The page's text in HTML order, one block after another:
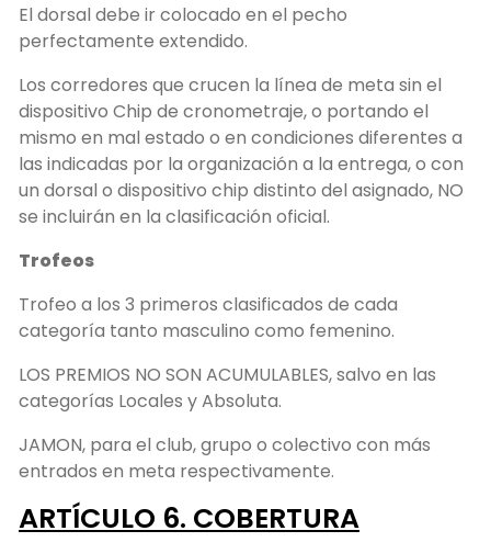
El dorsal debe ir colocado en el pecho
perfectamente extendido.
Los corredores que crucen la línea de meta sin el
dispositivo Chip de cronometraje, o portando el
mismo en mal estado o en condiciones diferentes a
las indicadas por la organización a la entrega, o con
un dorsal o dispositivo chip distinto del asignado, NO
se incluirán en la clasificación oficial.
Trofeos
Trofeo a los 3 primeros clasificados de cada
categoría tanto masculino como femenino.
LOS PREMIOS NO SON ACUMULABLES, salvo en las
categorías Locales y Absoluta.
JAMON, para el club, grupo o colectivo con más
entrados en meta respectivamente.
ARTÍCULO 6. COBERTURA